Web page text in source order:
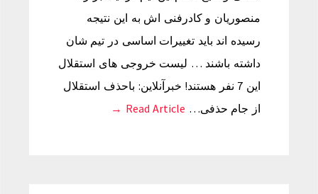
منصوریان و کادرفنی اش به این نتیجه
رسیده اند باید تغییرات اساسی در تیم شان
داشته باشند … لیست خروجی های استقلال
این 7 نفر هستند! خبرآنلاین: باحذف استقلال
از جام حذفی… Read Article →